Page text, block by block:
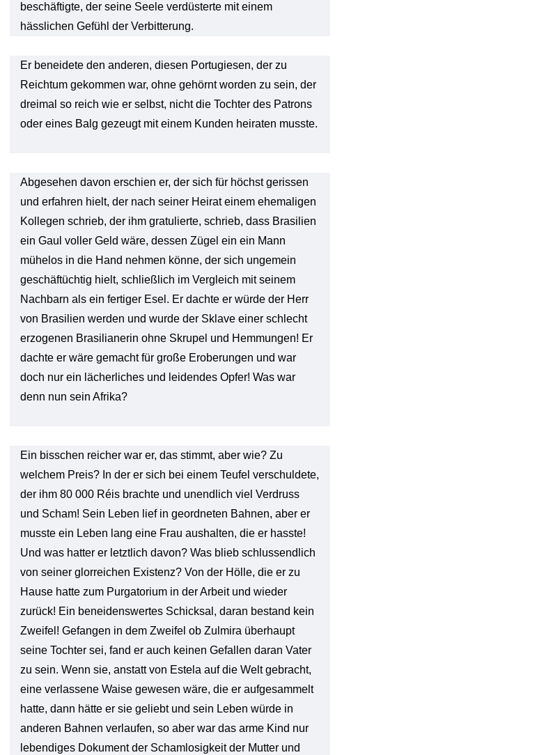
beschäftigte, der seine Seele verdüsterte mit einem
hässlichen Gefühl der Verbitterung.
Er beneidete den anderen, diesen Portugiesen, der zu
Reichtum gekommen war, ohne gehörnt worden zu sein, der
dreimal so reich wie er selbst, nicht die Tochter des Patrons
oder eines Balg gezeugt mit einem Kunden heiraten musste.
Abgesehen davon erschien er, der sich für höchst gerissen
und erfahren hielt, der nach seiner Heirat einem ehemaligen
Kollegen schrieb, der ihm gratulierte, schrieb, dass Brasilien
ein Gaul voller Geld wäre, dessen Zügel ein ein Mann
mühelos in die Hand nehmen könne, der sich ungemein
geschäftüchtig hielt, schließlich im Vergleich mit seinem
Nachbarn als ein fertiger Esel. Er dachte er würde der Herr
von Brasilien werden und wurde der Sklave einer schlecht
erzogenen Brasilianerin ohne Skrupel und Hemmungen! Er
dachte er wäre gemacht für große Eroberungen und war
doch nur ein lächerliches und leidendes Opfer! Was war
denn nun sein Afrika?
Ein bisschen reicher war er, das stimmt, aber wie? Zu
welchem Preis? In der er sich bei einem Teufel verschuldete,
der ihm 80 000 Réis brachte und unendlich viel Verdruss
und Scham! Sein Leben lief in geordneten Bahnen, aber er
musste ein Leben lang eine Frau aushalten, die er hasste!
Und was hatter er letztlich davon? Was blieb schlussendlich
von seiner glorreichen Existenz? Von der Hölle, die er zu
Hause hatte zum Purgatorium in der Arbeit und wieder
zurück! Ein beneidenswertes Schicksal, daran bestand kein
Zweifel! Gefangen in dem Zweifel ob Zulmira überhaupt
seine Tochter sei, fand er auch keinen Gefallen daran Vater
zu sein. Wenn sie, anstatt von Estela auf die Welt gebracht,
eine verlassene Waise gewesen wäre, die er aufgesammelt
hatte, dann hätte er sie geliebt und sein Leben würde in
anderen Bahnen verlaufen, so aber war das arme Kind nur
lebendiges Dokument der Schamlosigkeit der Mutter und